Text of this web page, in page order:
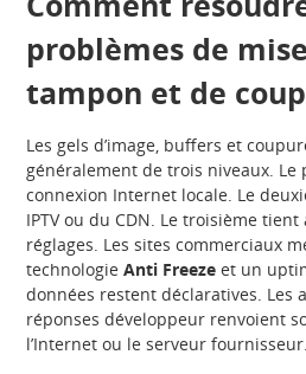
problèmes de
tampon et de
Les gels d’image, buffers et
généralement de trois niveaux. Le
connexion Internet locale. Le
IPTV ou du CDN. Le troisième
réglages. Les sites commerciaux
technologieAnti Freeze et un
données restent déclaratives. Les
réponses développeur renvoient
l’Internet ou le serveur fournisseur.